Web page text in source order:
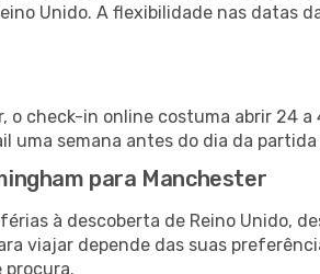
Unido. A flexibilidade nas datas
o check-in online costuma abrir 24
uma semana antes do dia da
para Manchester
à descoberta de Reino Unido,
viajar depende das suas
procura.